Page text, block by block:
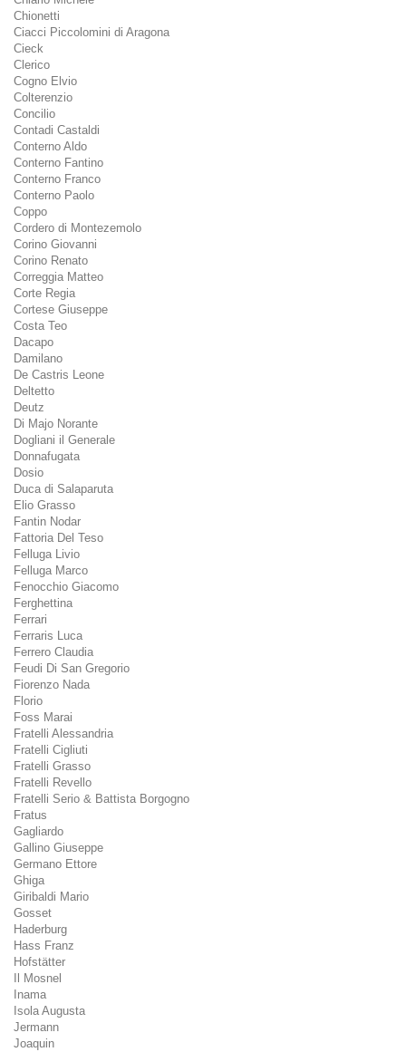
Chionetti
Ciacci Piccolomini di Aragona
Cieck
Clerico
Cogno Elvio
Colterenzio
Concilio
Contadi Castaldi
Conterno Aldo
Conterno Fantino
Conterno Franco
Conterno Paolo
Coppo
Cordero di Montezemolo
Corino Giovanni
Corino Renato
Correggia Matteo
Corte Regia
Cortese Giuseppe
Costa Teo
Dacapo
Damilano
De Castris Leone
Deltetto
Deutz
Di Majo Norante
Dogliani il Generale
Donnafugata
Dosio
Duca di Salaparuta
Elio Grasso
Fantin Nodar
Fattoria Del Teso
Felluga Livio
Felluga Marco
Fenocchio Giacomo
Ferghettina
Ferrari
Ferraris Luca
Ferrero Claudia
Feudi Di San Gregorio
Fiorenzo Nada
Florio
Foss Marai
Fratelli Alessandria
Fratelli Cigliuti
Fratelli Grasso
Fratelli Revello
Fratelli Serio & Battista Borgogno
Fratus
Gagliardo
Gallino Giuseppe
Germano Ettore
Ghiga
Giribaldi Mario
Gosset
Haderburg
Hass Franz
Hofstätter
Il Mosnel
Inama
Isola Augusta
Jermann
Joaquin